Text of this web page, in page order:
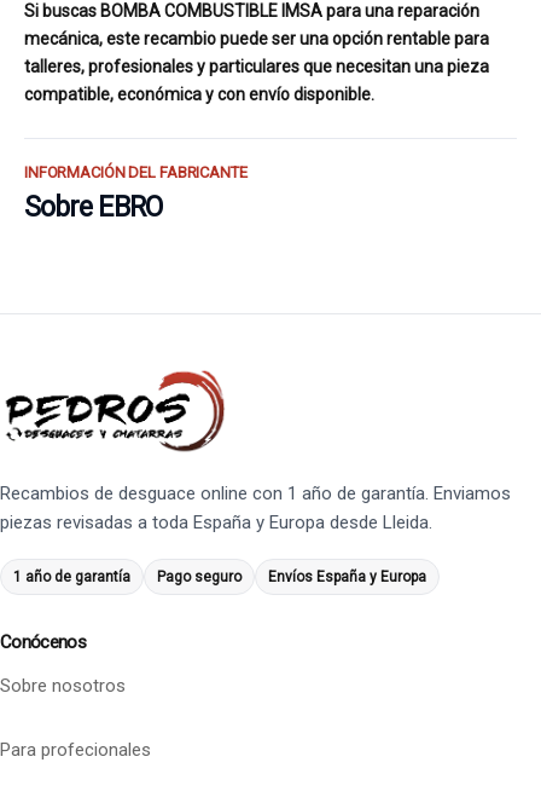
Si buscas BOMBA COMBUSTIBLE IMSA para una reparación
mecánica, este recambio puede ser una opción rentable para
talleres, profesionales y particulares que necesitan una pieza
compatible, económica y con envío disponible.
INFORMACIÓN DEL FABRICANTE
Sobre EBRO
Recambios de desguace online con 1 año de garantía. Enviamos
piezas revisadas a toda España y Europa desde Lleida.
1 año de garantía Pago seguro Envíos España y Europa
Conócenos
Sobre nosotros
Para profecionales